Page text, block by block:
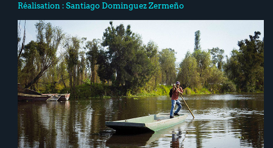
Réalisation :Santiago Dominguez Zermeño